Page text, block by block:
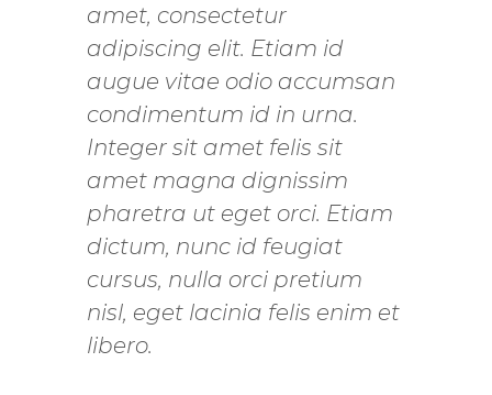
amet, consectetur
adipiscing elit. Etiam id
augue vitae odio accumsan
condimentum id in urna.
Integer sit amet felis sit
amet magna dignissim
pharetra ut eget orci. Etiam
dictum, nunc id feugiat
cursus, nulla orci pretium
nisl, eget lacinia felis enim et
libero.